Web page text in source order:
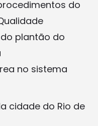
do
plantão do
no sistema
cidade do Rio de